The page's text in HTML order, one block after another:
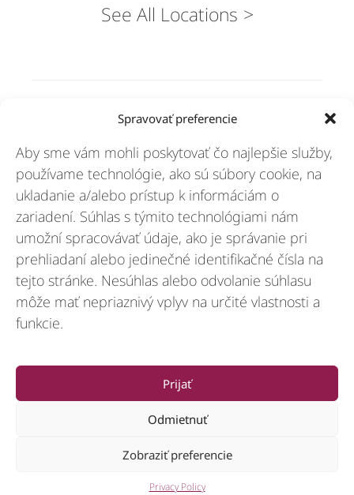
Spravovať preferencie
Aby sme vám mohli poskytovať čo najlepšie služby,
používame technológie, ako sú súbory cookie, na
ukladanie a/alebo prístup k informáciám o
zariadení. Súhlas s týmito technológiami nám
umožní spracovávať údaje, ako je správanie pri
prehliadaní alebo jedinečné identifikačné čísla na
tejto stránke. Nesúhlas alebo odvolanie súhlasu
môže mať nepriaznivý vplyv na určité vlastnosti a
funkcie.
Prijať
Odmietnuť
Zobraziť preferencie
Privacy Policy
See All Locations
Riešenia
Odvetvia
Zdroje
O nás
© 2012-2026 CSI Leasing, Inc. All Right Reserved.